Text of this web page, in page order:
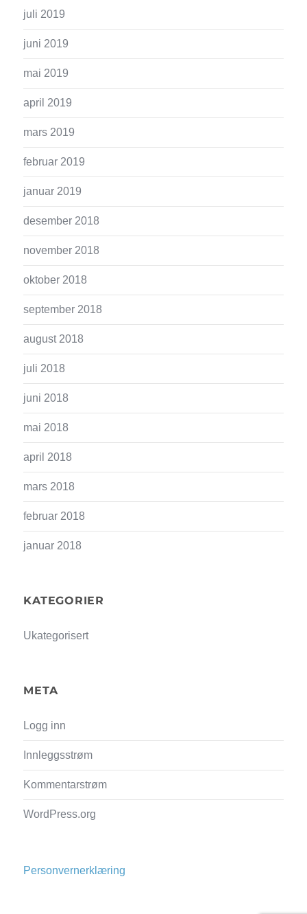
juli 2019
juni 2019
mai 2019
april 2019
mars 2019
februar 2019
januar 2019
desember 2018
november 2018
oktober 2018
september 2018
august 2018
juli 2018
juni 2018
mai 2018
april 2018
mars 2018
februar 2018
januar 2018
KATEGORIER
Ukategorisert
META
Logg inn
Innleggsstrøm
Kommentarstrøm
WordPress.org
Personvernerklæring